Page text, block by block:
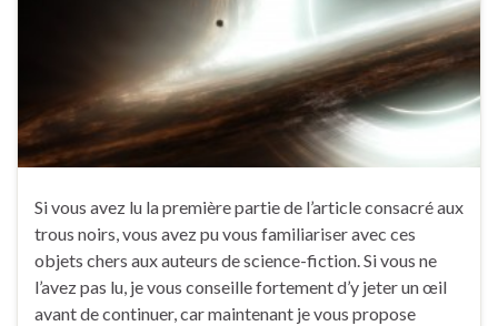
Si vous avez lu la première partie de l’article consacré aux
trous noirs, vous avez pu vous familiariser avec ces
objets chers aux auteurs de science-fiction. Si vous ne
l’avez pas lu, je vous conseille fortement d’y jeter un œil
avant de continuer, car maintenant je vous propose